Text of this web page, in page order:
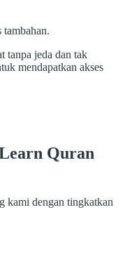
tanpa jeda dan tak
mendapatkan akses
Quran
kami dengan tingkatkan